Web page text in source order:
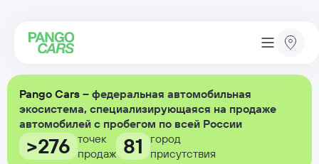
Pango Cars – федеральная автомобильная
экосистема, специализирующаяся на продаже
автомобилей с пробегом по всей России
>276 точек
продаж 81
город
присутствия